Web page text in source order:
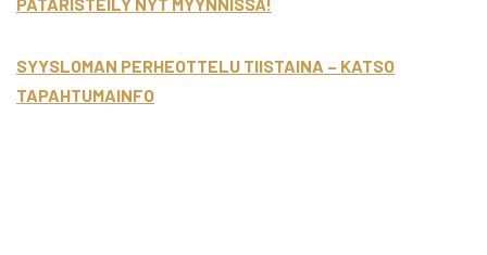
SYYSLOMAN PERHEOTTELU TIISTAINA – KATSO
TAPAHTUMAINFO